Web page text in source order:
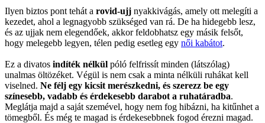
Ilyen biztos pont tehát a rovid-ujj nyakkivágás, amely ott melegíti a
kezedet, ahol a legnagyobb szükséged van rá. De ha hidegebb lesz,
és az ujjak nem elegendőek, akkor feldobhatsz egy másik felsőt,
hogy melegebb legyen, télen pedig esetleg egy női kabátot.
Ez a divatos indíték nélkül póló felfrissít minden (látszólag)
unalmas öltözéket. Végül is nem csak a minta nélküli ruhákat kell
viselned. Ne félj egy kicsit merészkedni, és szerezz be egy
színesebb, vadabb és érdekesebb darabot a ruhatáradba.
Meglátja majd a saját szemével, hogy nem fog hibázni, ha kitűnhet a
tömegből. És még te magad is érdekesebbnek fogod érezni magad.